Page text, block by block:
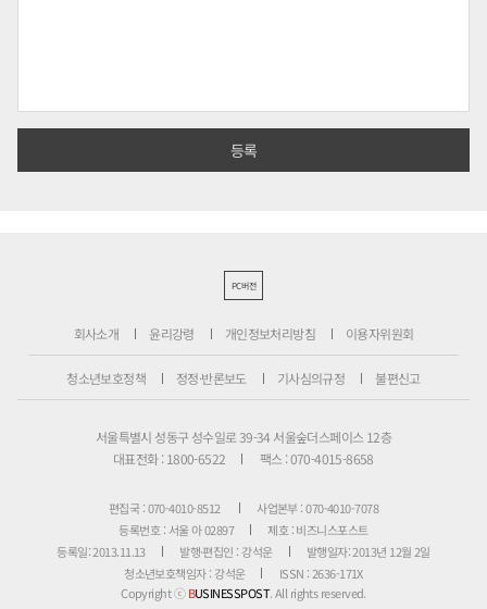
PC버전
회사소개 윤리강령 개인정보처리방침 이용자위원회
청소년보호정책 정정·반론보도 기사심의규정 불편신고
서울특별시 성동구 성수일로 39-34 서울숲더스페이스 12층
대표전화 : 1800-6522
팩스 : 070-4015-8658
편집국 : 070-4010-8512
사업본부 : 070-4010-7078
등록번호 : 서울 아 02897
제호 : 비즈니스포스트
등록일: 2013.11.13
발행·편집인 : 강석운
발행일자: 2013년 12월 2일
청소년보호책임자 : 강석운
ISSN : 2636-171X
Copyright ⓒBUSINESSPOST. All rights reserved.